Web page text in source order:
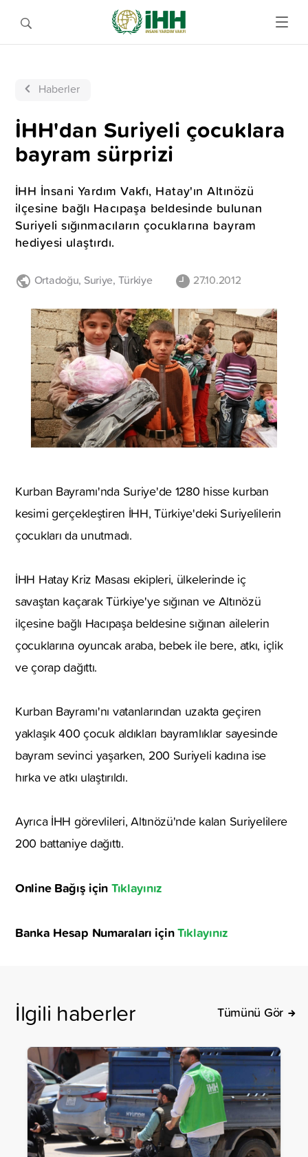
Haberler
İHH'dan Suriyeli çocuklara
bayram sürprizi
İHH İnsani Yardım Vakfı, Hatay'ın Altınözü
ilçesine bağlı Hacıpaşa beldesinde bulunan
Suriyeli sığınmacıların çocuklarına bayram
hediyesi ulaştırdı.
Ortadoğu, Suriye, Türkiye 27.10.2012
Kurban Bayramı'nda Suriye'de 1280 hisse kurban
kesimi gerçekleştiren İHH, Türkiye'deki Suriyelilerin
çocukları da unutmadı.
İHH Hatay Kriz Masası ekipleri, ülkelerinde iç
savaştan kaçarak Türkiye'ye sığınan ve Altınözü
ilçesine bağlı Hacıpaşa beldesine sığınan ailelerin
çocuklarına oyuncak araba, bebek ile bere, atkı, içlik
ve çorap dağıttı.
Kurban Bayramı'nı vatanlarından uzakta geçiren
yaklaşık 400 çocuk aldıkları bayramlıklar sayesinde
bayram sevinci yaşarken, 200 Suriyeli kadına ise
hırka ve atkı ulaştırıldı.
Ayrıca İHH görevlileri, Altınözü'nde kalan Suriyelilere
200 battaniye dağıttı.
Online Bağış içinTıklayınız
Banka Hesap Numaraları içinTıklayınız
İlgili haberler Tümünü Gör